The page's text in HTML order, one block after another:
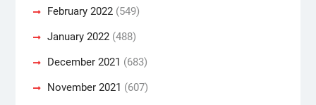
February 2022(549)
January 2022(488)
December 2021 (683)
November 2021 (607)